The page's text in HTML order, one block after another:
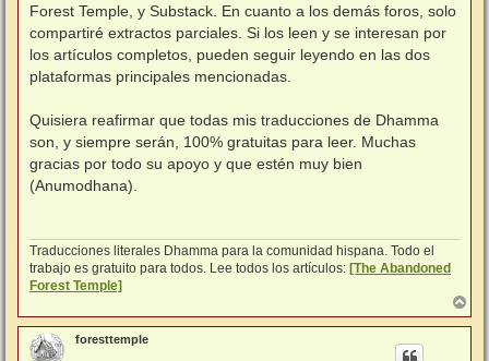
Forest Temple, y Substack. En cuanto a los demás foros, solo
compartiré extractos parciales. Si los leen y se interesan por
los artículos completos, pueden seguir leyendo en las dos
plataformas principales mencionadas.
Quisiera reafirmar que todas mis traducciones de Dhamma
son, y siempre serán, 100% gratuitas para leer. Muchas
gracias por todo su apoyo y que estén muy bien
(Anumodhana).
Traducciones literales Dhamma para la comunidad hispana. Todo el
trabajo es gratuito para todos. Lee todos los artículos: [The Abandoned
Forest Temple]
r
r
foresttemple